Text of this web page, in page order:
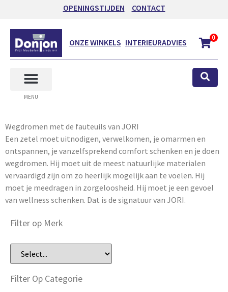
OPENINGSTIJDEN CONTACT
ONZE WINKELS INTERIEURADVIES 0
MENU
Wegdromen met de fauteuils van JORI
Een zetel moet uitnodigen, verwelkomen, je omarmen en
ontspannen, je vanzelfsprekend comfort schenken en je doen
wegdromen. Hij moet uit de meest natuurlijke materialen
vervaardigd zijn om zo heerlijk mogelijk aan te voelen. Hij
moet je meedragen in zorgeloosheid. Hij moet je een gevoel
van wellness schenken. Dat is de signatuur van JORI.
Filter op Merk
Filter Op Categorie